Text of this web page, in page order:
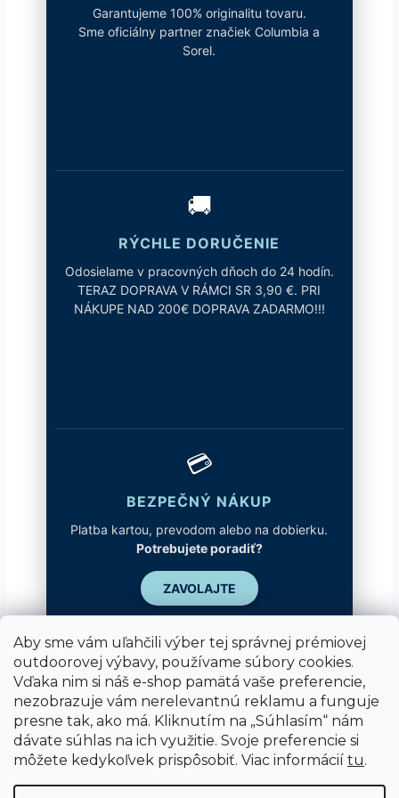
Aby sme vám uľahčili výber tej správnej prémiovej
outdoorovej výbavy, používame súbory cookies.
Vďaka nim si náš e-shop pamätá vaše preferencie,
nezobrazuje vám nerelevantnú reklamu a funguje
presne tak, ako má. Kliknutím na „Súhlasím“ nám
dávate súhlas na ich využitie. Svoje preferencie si
môžete kedykoľvek prispôsobiť. Viac informácií tu.
Garantujeme 100% originalitu tovaru.
Sme oficiálny partner značiek Columbia a
Sorel.
🚚
RÝCHLE DORUČENIE
Odosielame v pracovných dňoch do 24 hodín.
TERAZ DOPRAVA V RÁMCI SR 3,90 €. PRI
NÁKUPE NAD 200€ DOPRAVA ZADARMO!!!
💳
BEZPEČNÝ NÁKUP
Platba kartou, prevodom alebo na dobierku.
Potrebujete poradiť?
ZAVOLAJTE